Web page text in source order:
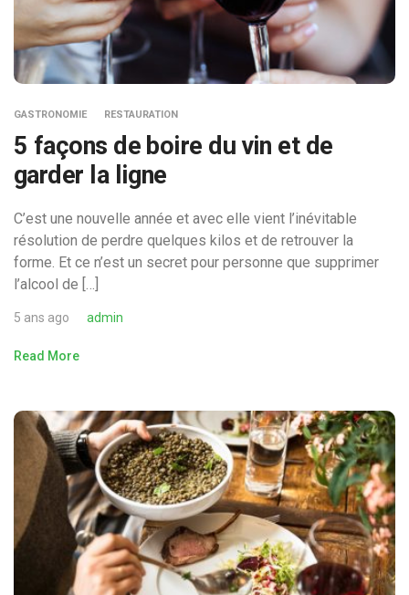
GASTRONOMIE RESTAURATION
5 façons de boire du vin et de
garder la ligne
C’est une nouvelle année et avec elle vient l’inévitable
résolution de perdre quelques kilos et de retrouver la
forme. Et ce n’est un secret pour personne que supprimer
l’alcool de […]
5 ans ago admin
Read More